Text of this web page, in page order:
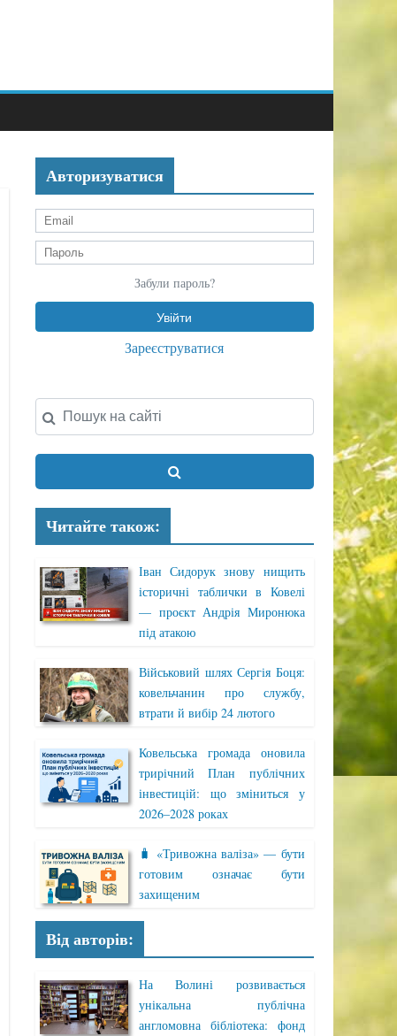
Авторизуватися
Забули пароль?
Зареєструватися
Читайте також:
Іван Сидорук знову нищить
історичні таблички в Ковелі
— проєкт Андрія Миронюка
під атакою
Військовий шлях Сергія Боця:
ковельчанин про службу,
втрати й вибір 24 лютого
Ковельська громада оновила
трирічний План публічних
інвестицій: що зміниться у
2026–2028 роках
🧳 «Тривожна валіза» — бути
готовим означає бути
захищеним
Від авторів:
На Волині розвивається
унікальна публічна
англомовна бібліотека: фонд